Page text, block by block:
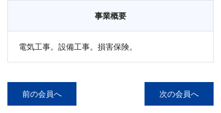
事業概要
電気工事。設備工事。損害保険。
前の会員へ 次の会員へ